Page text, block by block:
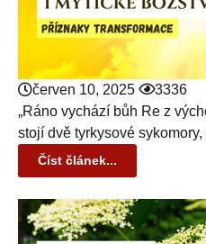
červen 10, 2025
3336
„Ráno vychází bůh Re z
stojí dvě tyrkysové
Číst článek...